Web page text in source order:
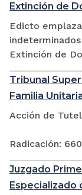
Extinción de
Edicto
Extinción de
Tribunal
Familia
Acción de
Radicación:
Juzgado
Especializado